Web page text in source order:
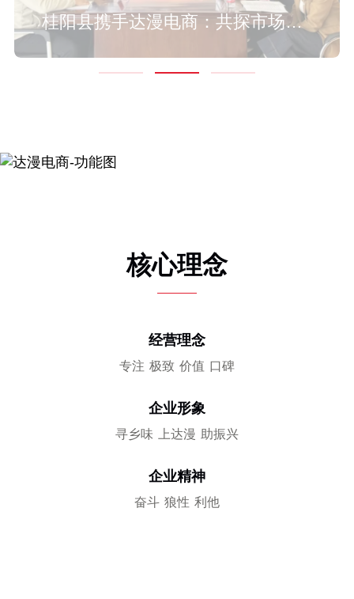
“湖湘好物”进央企 达漫电商再拓消费帮扶新场景
桂阳县携手达漫电商：共探市场化助农新路径 打造乡村振兴政企合作新标杆
达漫电商随同湖南食品药品职业学院赴石门县天门垭村调研乡村振兴工作
核心理念
经营理念
专注 极致 价值 口碑
企业形象
寻乡味 上达漫 助振兴
企业精神
奋斗 狼性 利他